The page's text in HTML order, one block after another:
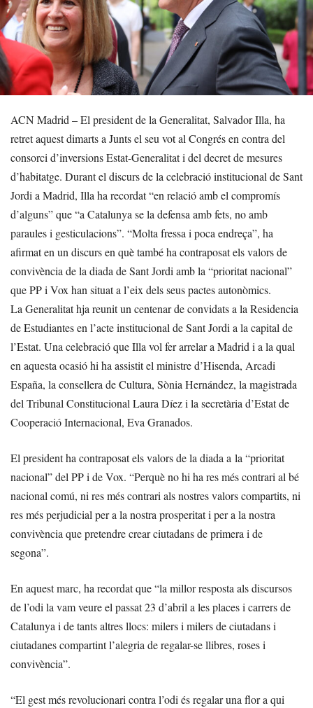
ACN Madrid – El president de la Generalitat, Salvador Illa, ha
retret aquest dimarts a Junts el seu vot al Congrés en contra del
consorci d’inversions Estat-Generalitat i del decret de mesures
d’habitatge. Durant el discurs de la celebració institucional de Sant
Jordi a Madrid, Illa ha recordat “en relació amb el compromís
d’alguns” que “a Catalunya se la defensa amb fets, no amb
paraules i gesticulacions”. “Molta fressa i poca endreça”, ha
afirmat en un discurs en què també ha contraposat els valors de
convivència de la diada de Sant Jordi amb la “prioritat nacional”
que PP i Vox han situat a l’eix dels seus pactes autonòmics.
La Generalitat hja reunit un centenar de convidats a la Residencia
de Estudiantes en l’acte institucional de Sant Jordi a la capital de
l’Estat. Una celebració que Illa vol fer arrelar a Madrid i a la qual
en aquesta ocasió hi ha assistit el ministre d’Hisenda, Arcadi
España, la consellera de Cultura, Sònia Hernández, la magistrada
del Tribunal Constitucional Laura Díez i la secretària d’Estat de
Cooperació Internacional, Eva Granados.
El president ha contraposat els valors de la diada a la “prioritat
nacional” del PP i de Vox. “Perquè no hi ha res més contrari al bé
nacional comú, ni res més contrari als nostres valors compartits, ni
res més perjudicial per a la nostra prosperitat i per a la nostra
convivència que pretendre crear ciutadans de primera i de
segona”.
En aquest marc, ha recordat que “la millor resposta als discursos
de l’odi la vam veure el passat 23 d’abril a les places i carrers de
Catalunya i de tants altres llocs: milers i milers de ciutadans i
ciutadanes compartint l’alegria de regalar-se llibres, roses i
convivència”.
“El gest més revolucionari contra l’odi és regalar una flor a qui